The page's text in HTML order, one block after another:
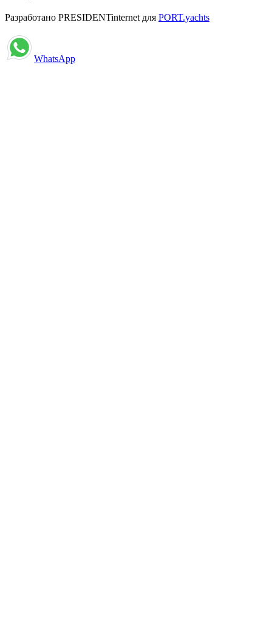
Разработано PRESIDENTinternet для PORT.yachts
WhatsApp